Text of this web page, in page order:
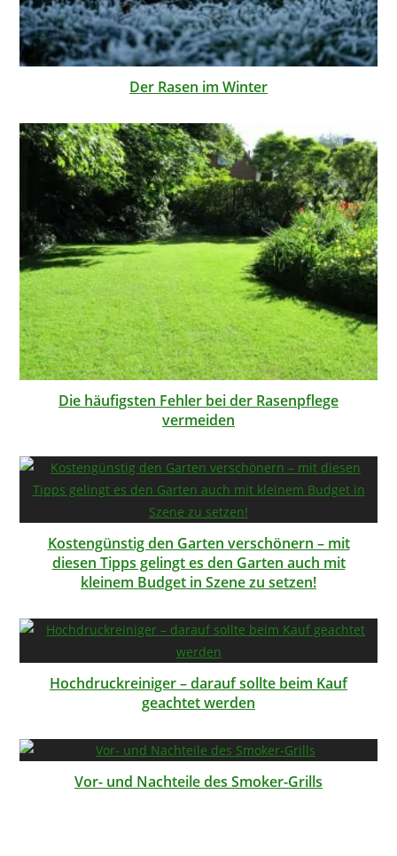
Der Rasen im Winter
Die häufigsten Fehler bei der Rasenpflege
vermeiden
Kostengünstig den Garten verschönern – mit
diesen Tipps gelingt es den Garten auch mit
kleinem Budget in Szene zu setzen!
Hochdruckreiniger – darauf sollte beim Kauf
geachtet werden
Vor- und Nachteile des Smoker-Grills